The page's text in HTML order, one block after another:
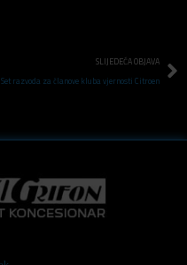
SLIJEDEĆA OBJAVA
Set razvoda za članove kluba vjernosti Citroen